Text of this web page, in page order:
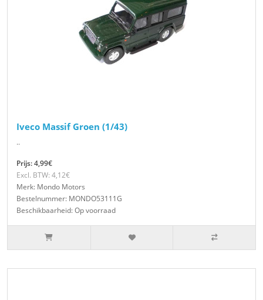
Iveco Massif Groen (1/43)
..
Prijs: 4,99€
Excl. BTW: 4,12€
Merk: Mondo Motors
Bestelnummer: MONDO53111G
Beschikbaarheid: Op voorraad